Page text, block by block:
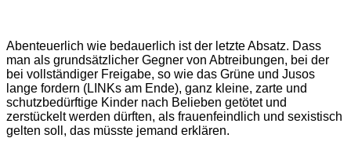
Abenteuerlich wie bedauerlich ist der letzte Absatz. Dass
man als grundsätzlicher Gegner von Abtreibungen, bei der
bei vollständiger Freigabe, so wie das Grüne und Jusos
lange fordern (LINKs am Ende), ganz kleine, zarte und
schutzbedürftige Kinder nach Belieben getötet und
zerstückelt werden dürften, als frauenfeindlich und sexistisch
gelten soll, das müsste jemand erklären.